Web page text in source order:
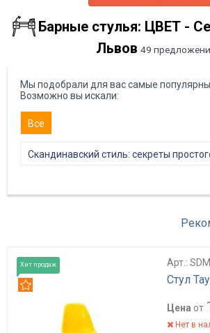
Барные стулья: ЦВЕТ -
Львов 49
Мы подобрали для вас самые
Возможно вы искали:
Все
Скандинавский стиль: секреты
Хит продаж Арт.:
Стул
Цена от
Нет в